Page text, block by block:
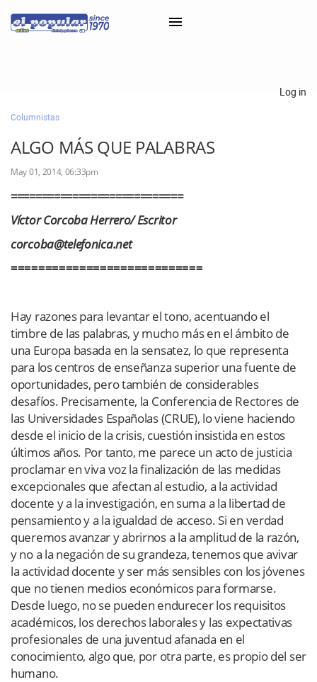
Classifieds
Categorías
Iniciar sesión con Clascal
Log in
Columnistas
ALGO MÁS QUE PALABRAS
May 01, 2014, 06:33pm
============================
Víctor Corcoba Herrero/ Escritor
corcoba@telefonica.net
============================
Hay razones para levantar el tono, acentuando el
timbre de las palabras, y mucho más en el ámbito de
una Europa basada en la sensatez, lo que representa
para los centros de enseñanza superior una fuente de
oportunidades, pero también de considerables
desafíos. Precisamente, la Conferencia de Rectores de
las Universidades Españolas (CRUE), lo viene haciendo
desde el inicio de la crisis, cuestión insistida en estos
últimos años. Por tanto, me parece un acto de justicia
proclamar en viva voz la finalización de las medidas
excepcionales que afectan al estudio, a la actividad
docente y a la investigación, en suma a la libertad de
pensamiento y a la igualdad de acceso. Si en verdad
queremos avanzar y abrirnos a la amplitud de la razón,
y no a la negación de su grandeza, tenemos que avivar
la actividad docente y ser más sensibles con los jóvenes
que no tienen medios económicos para formarse.
Desde luego, no se pueden endurecer los requisitos
académicos, los derechos laborales y las expectativas
profesionales de una juventud afanada en el
conocimiento, algo que, por otra parte, es propio del ser
humano.